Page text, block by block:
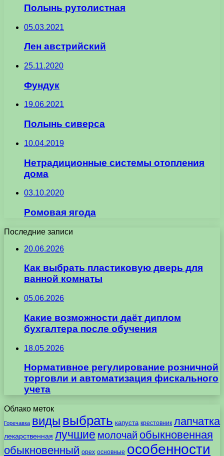
Полынь рутолистная
05.03.2021
Лен австрийский
25.11.2020
Фундук
19.06.2021
Полынь сиверса
10.04.2019
Нетрадиционные системы отопления
дома
03.10.2020
Ромовая ягода
Последние записи
20.06.2026
Как выбрать пластиковую дверь для
ванной комнаты
05.06.2026
Какие возможности даёт диплом
бухгалтера после обучения
18.05.2026
Нормативное регулирование розничной
торговли и автоматизация фискального
учета
Облако меток
Горечавка виды выбрать капуста крестовник лапчатка
лекарственная лучшие молочай обыкновенная
обыкновенный орех основные особенности